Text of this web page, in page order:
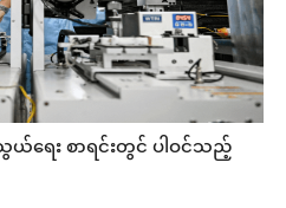
ရေး စာရင်းတွင် ပါဝင်သည့်